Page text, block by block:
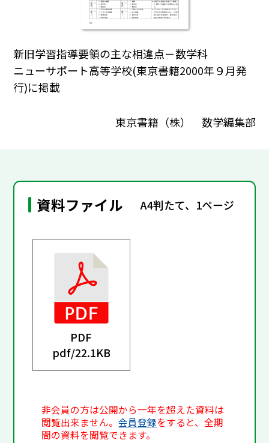
新旧学習指導要領の主な相違点－数学科
ニューサポート高等学校(東京書籍2000年９月発
行)に掲載
東京書籍（株） 数学編集部
資料ファイル A4判たて、1ページ
PDF
pdf/22.1KB
非会員の方は公開から一年を超えた資料は
閲覧出来ません。会員登録をすると、全期
間の資料を閲覧できます。